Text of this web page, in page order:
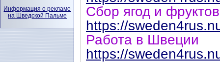
Сбор ягод и фруктов
https://
Работа в Швеции
https://
Информация о рекламе
на Шведской Пальме